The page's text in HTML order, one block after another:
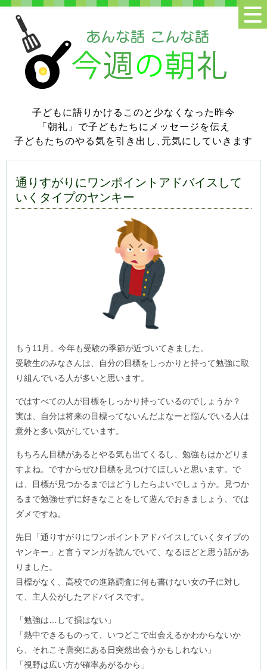
子どもに語りかけるこのと少なくなった昨今
「朝礼」で子どもたちにメッセージを伝え
子どもたちのやる気を引き出し
元気にしていきます
通りすがりにワンポイントアドバイスして
いくタイプのヤンキー
もう11月。今年も受験の季節が近づいてきました。
受験生のみなさんは、自分の目標をしっかりと持って勉強に取
り組んでいる人が多いと思います。
ではすべての人が目標をしっかり持っているのでしょうか？
実は、自分は将来の目標ってないんだよなーと悩んでいる人は
意外と多い気がしています。
もちろん目標があるとやる気も出てくるし、勉強もはかどりま
すよね。ですからぜひ目標を見つけてほしいと思います。で
は、目標が見つかるまではどうしたらよいでしょうか。見つか
るまで勉強せずに好きなことをして遊んでおきましょう、では
ダメですね。
先日「通りすがりにワンポイントアドバイスしていくタイプの
ヤンキー」と言うマンガを読んでいて、なるほどと思う話があ
りました。
目標がなく、高校での進路調査に何も書けない女の子に対し
て、主人公がしたアドバイスです。
「勉強は…して損はない」
「熱中できるものって、いつどこで出会えるかわからないか
ら、それこそ唐突にある日突然出会うかもしれない」
「視野は広い方が確率あがるから」